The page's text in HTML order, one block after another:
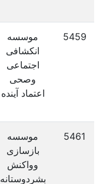
5459
موسسه
انکشافی
اجتماعی
وصحی
اعتماد آینده
5461
موسسه
بازسازی
وواکنش
بشردوستانه